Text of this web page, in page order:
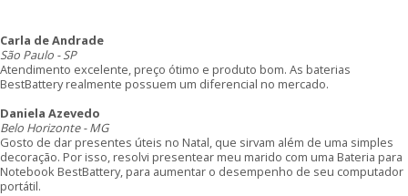
Carla de Andrade
São Paulo - SP
Atendimento excelente, preço ótimo e produto bom. As baterias
BestBattery realmente possuem um diferencial no mercado.
Daniela Azevedo
Belo Horizonte - MG
Gosto de dar presentes úteis no Natal, que sirvam além de uma simples
decoração. Por isso, resolvi presentear meu marido com uma Bateria para
Notebook BestBattery, para aumentar o desempenho de seu computador
portátil.